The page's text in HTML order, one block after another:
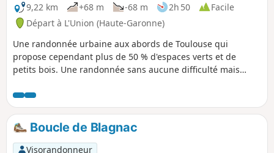
9,22 km
+68 m -68 m 2h 50
Facile
Départ à L'Union (Haute-Garonne)
Une randonnée urbaine aux abords de Toulouse qui
propose cependant plus de 50 % d'espaces verts et de
petits bois. Une randonnée sans aucune difficulté mais
Boucle de Blagnac
Visorandonneur